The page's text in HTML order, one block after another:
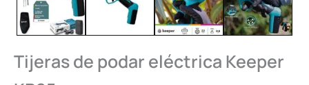
Tijeras de podar eléctrica Keeper